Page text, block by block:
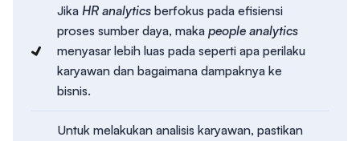
Jika HR analyticsberfokus pada efisiensi
proses sumber daya, maka people analytics
menyasar lebih luas pada seperti apa perilaku
karyawan dan bagaimana dampaknya ke
bisnis.
Untuk melakukan analisis karyawan, pastikan